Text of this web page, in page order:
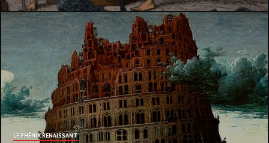
LE PHÉNIX RENAISSANT